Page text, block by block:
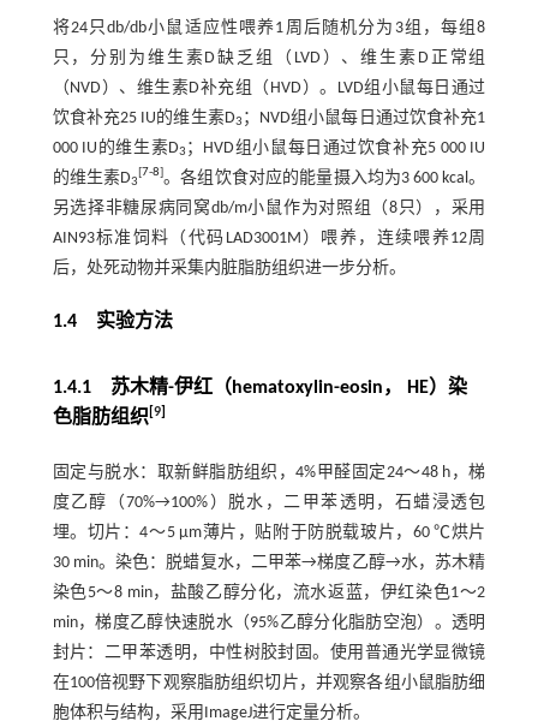
将24只db/db小鼠适应性喂养1周后随机分为3组，每组8
只，分别为维生素D缺乏组（LVD）、维生素D正常组
（NVD）、维生素D补充组（HVD）。LVD组小鼠每日通过
饮食补充25 IU的维生素D3 ；NVD组小鼠每日通过饮食补充1
000 IU的维生素D3 ；HVD组小鼠每日通过饮食补充5 000 IU
的维生素D3
7-8 。各组饮食对应的能量摄入均为3 600 kcal。
另选择非糖尿病同窝db/m小鼠作为对照组（8只），采用
AIN93标准饲料（代码LAD3001M）喂养，连续喂养12周
后，处死动物并采集内脏脂肪组织进一步分析。
1.4 实验方法
1.4.1 苏木精-伊红（hematoxylin-eosin， HE）染
色脂肪组织 [9]
固定与脱水：取新鲜脂肪组织，4%甲醛固定24～48 h，梯
度乙醇（70%→100%）脱水，二甲苯透明，石蜡浸透包
埋。切片：4～5 μm薄片，贴附于防脱载玻片，60 ℃烘片
30 min。染色：脱蜡复水，二甲苯→梯度乙醇→水，苏木精
染色5～8 min，盐酸乙醇分化，流水返蓝，伊红染色1～2
min，梯度乙醇快速脱水（95%乙醇分化脂肪空泡）。透明
封片：二甲苯透明，中性树胶封固。使用普通光学显微镜
在100倍视野下观察脂肪组织切片，并观察各组小鼠脂肪细
胞体积与结构，采用ImageJ进行定量分析。